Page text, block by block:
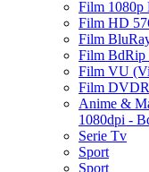
Film
Film HD
Film
Film
Film VU
Film
Anime &
1080dpi -
Serie Tv
Sport
Sport